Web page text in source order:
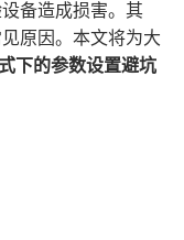
备造成损害。其
原因。本文将为大
下的参数设置避坑